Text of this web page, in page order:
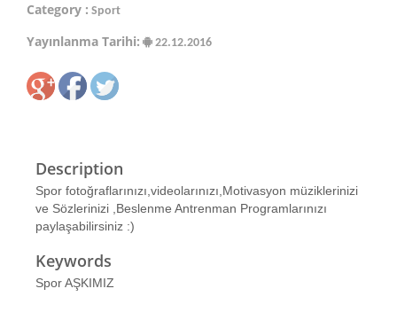
Category : Sport
Yayınlanma Tarihi: 22.12.2016
Description
Spor fotoğraflarınızı,videolarınızı,Motivasyon müziklerinizi
ve Sözlerinizi ,Beslenme Antrenman Programlarınızı
paylaşabilirsiniz :)
Keywords
Spor AŞKIMIZ